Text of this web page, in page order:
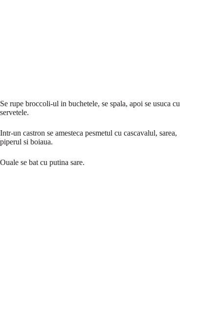
Se rupe broccoli-ul in buchetele, se spala, apoi se usuca cu
servetele.
Intr-un castron se amesteca pesmetul cu cascavalul, sarea,
piperul si boiaua.
Ouale se bat cu putina sare.